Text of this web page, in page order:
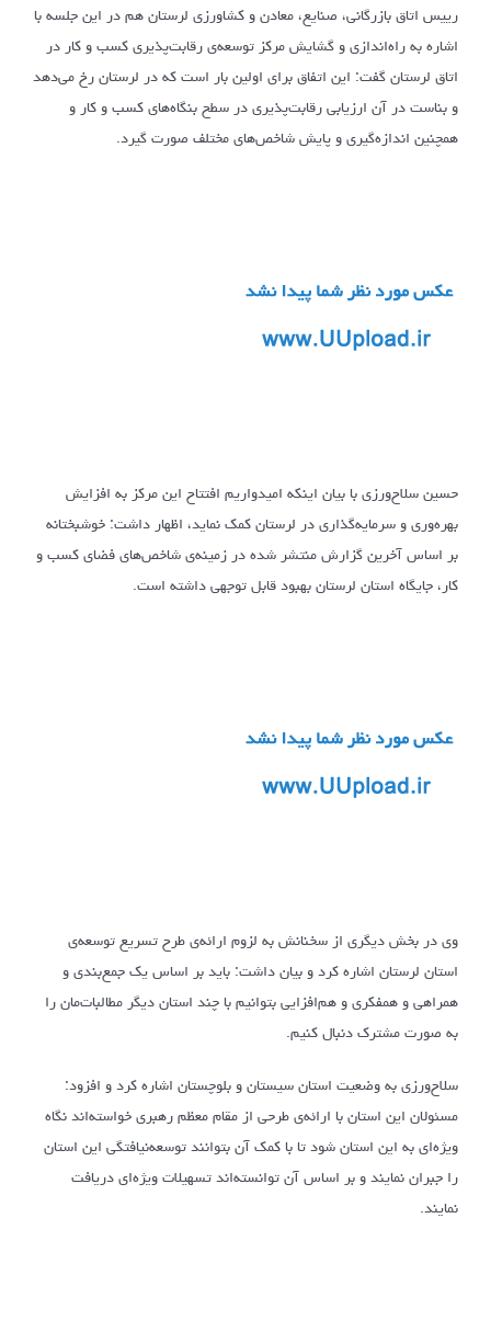
رییس اتاق بازرگانی، صنایع، معادن و کشاورزی لرستان هم در این جلسه با
اشاره به راه‌اندازی و گشایش مرکز توسعه‌ی رقابت‌پذیری کسب و کار در
اتاق لرستان گفت: این اتفاق برای اولین بار است که در لرستان رخ می‌دهد
و بناست در آن ارزیابی رقابت‌پذیری در سطح بنگاه‌های کسب و کار و
همچنین اندازه‌گیری و پایش شاخص‌های مختلف صورت گیرد.
حسین سلاح‌ورزی با بیان اینکه امیدواریم افتتاح این مرکز به افزایش
بهره‌وری و سرمایه‌گذاری در لرستان کمک نماید، اظهار داشت: خوشبختانه
بر اساس آخرین گزارش منتشر شده در زمینه‌ی شاخص‌های فضای کسب و
کار، جایگاه استان لرستان بهبود قابل توجهی داشته است.
وی در بخش دیگری از سخنانش به لزوم ارائه‌ی طرح تسریع توسعه‌ی
استان لرستان اشاره کرد و بیان داشت: باید بر اساس یک جمع‌بندی و
همراهی و همفکری و هم‌افزایی بتوانیم با چند استان دیگر مطالبات‌مان را
به صورت مشترک دنبال کنیم.
سلاح‌ورزی به وضعیت استان سیستان و بلوچستان اشاره کرد و افزود:
مسئولان این استان با ارائه‌ی طرحی از مقام معظم رهبری خواسته‌اند نگاه
ویژه‌ای به این استان شود تا با کمک آن بتوانند توسعه‌نیافتگی این استان
را جبران نمایند و بر اساس آن توانسته‌اند تسهیلات ویژه‌ای دریافت
نمایند.